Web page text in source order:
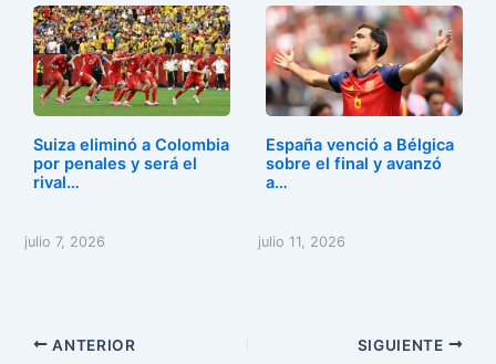
Suiza eliminó a Colombia
por penales y será el
rival…
julio 7, 2026
España venció a Bélgica
sobre el final y avanzó
a…
julio 11, 2026
ANTERIOR SIGUIENTE